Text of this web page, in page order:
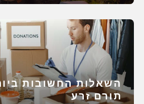
השאלות החשובות
תורם זרע